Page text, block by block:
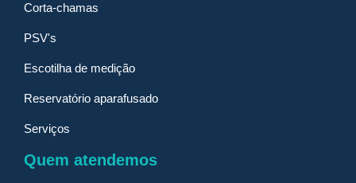
Corta-chamas
PSV's
Escotilha de medição
Reservatório aparafusado
Serviços
Quem atendemos